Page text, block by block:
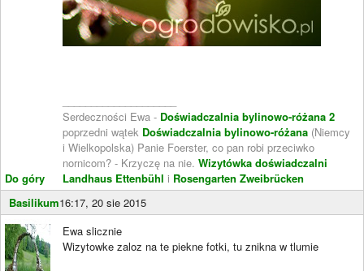
Do góry
Serdeczności Ewa - Doświadczalnia bylinowo-różana 2
poprzedni wątek Doświadczalnia bylinowo-różana (Niemcy
i Wielkopolska) Panie Foerster, co pan robi przeciwko
nornicom? - Krzyczę na nie. Wizytówka doświadczalni
Landhaus Ettenbühl i Rosengarten Zweibrücken
Basilikum16:17, 20 sie 2015
Ewa slicznie
Wizytowke zaloz na te piekne fotki, tu znikna w tlumie